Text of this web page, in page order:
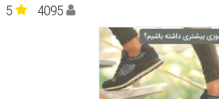
5 4095